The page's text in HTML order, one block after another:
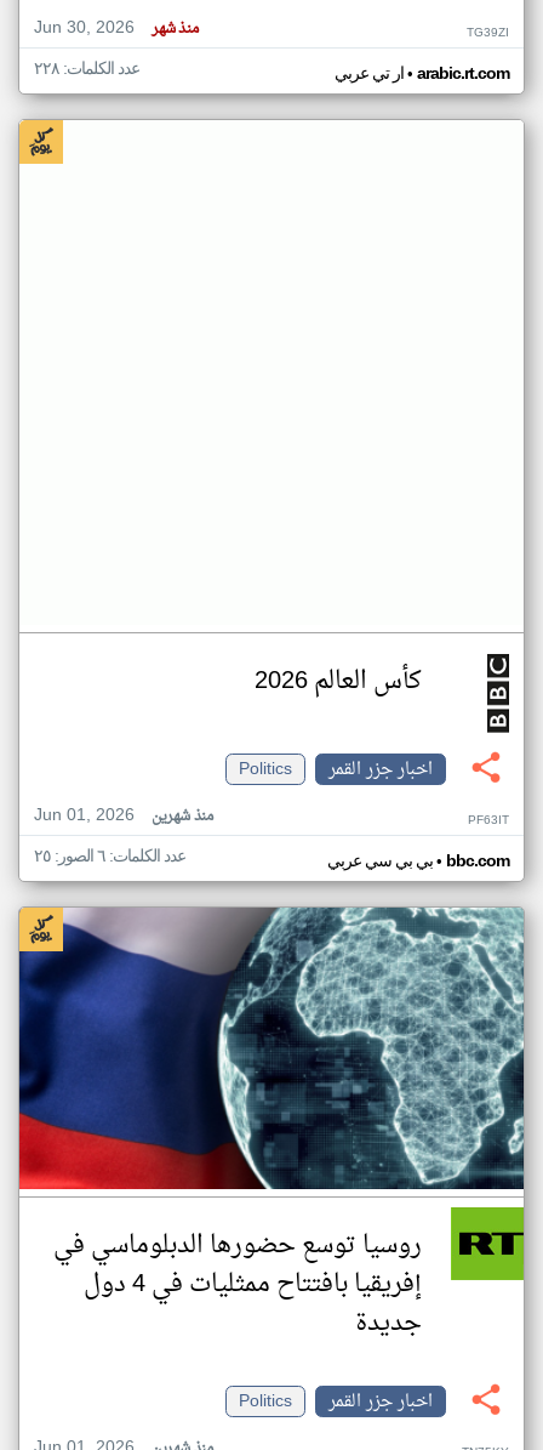
Jun 30, 2026
منذ شهر TG39ZI
ار تي عربي• arabic.rt.com عدد الكلمات: ٢٢٨
كأس العالم 2026
اخبار جزر القمر
Politics
Jun 01, 2026
منذ شهرين PF63IT
بي بي سي عربي• bbc.com عدد الكلمات: ٦ الصور: ٢٥
روسيا توسع حضورها الدبلوماسي في
إفريقيا بافتتاح ممثليات في 4 دول
جديدة
اخبار جزر القمر
Politics